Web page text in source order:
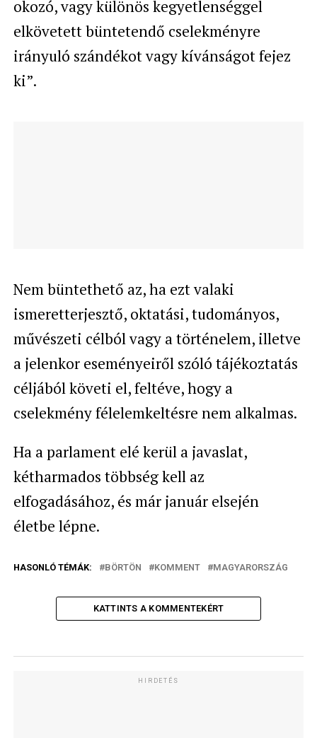
okozó, vagy különös kegyetlenséggel
elkövetett büntetendő cselekményre
irányuló szándékot vagy kívánságot fejez
ki”.
Nem büntethető az, ha ezt valaki
ismeretterjesztő, oktatási, tudományos,
művészeti célból vagy a történelem, illetve
a jelenkor eseményeiről szóló tájékoztatás
céljából követi el, feltéve, hogy a
cselekmény félelemkeltésre nem alkalmas.
Ha a parlament elé kerül a javaslat,
kétharmados többség kell az
elfogadásához, és már január elsején
életbe lépne.
HASONLÓ TÉMÁK: BÖRTÖN KOMMENT MAGYARORSZÁG
KATTINTS A KOMMENTEKÉRT
HIRDETÉS